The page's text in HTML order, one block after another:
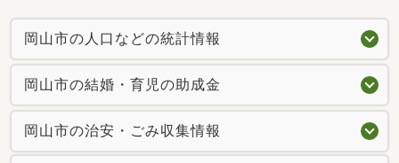
岡山市の人口などの統計情報
岡山市の結婚・育児の助成金
岡山市の治安・ごみ収集情報